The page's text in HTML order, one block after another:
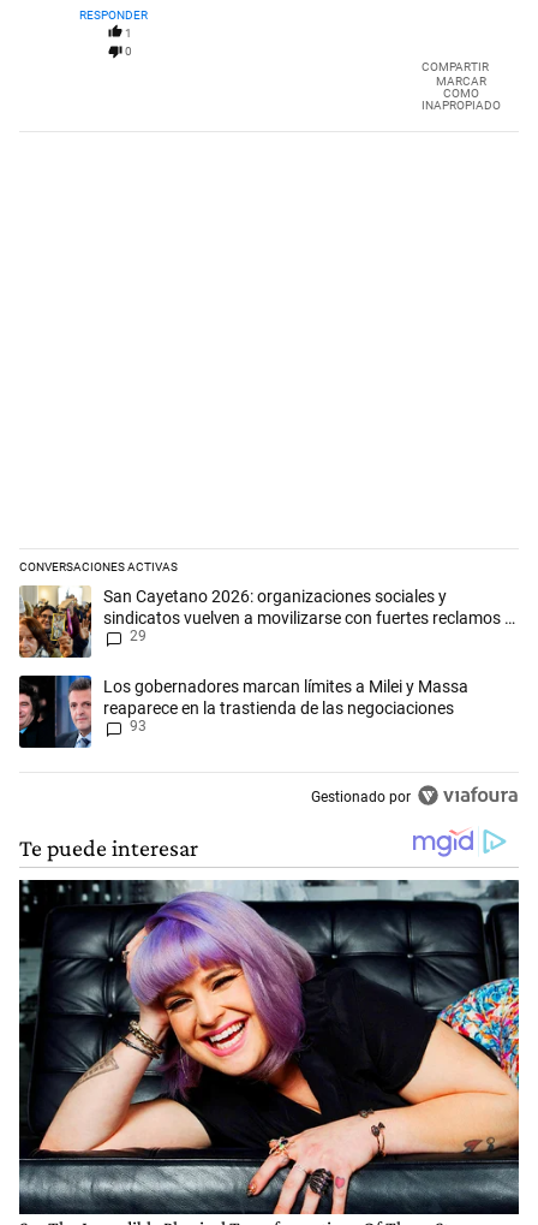
RESPONDER
1
0
COMPARTIR
MARCAR
COMO
INAPROPIADO
CONVERSACIONES ACTIVAS
Este listado muestra los artículos con más comentarios en los
Un artículo de tendencia con el título "San Cayetano 2026:
San Cayetano 2026: organizaciones sociales y
sindicatos vuelven a movilizarse con fuertes reclamos al
Gobierno
29
Un artículo de tendencia con el título "Los gobernadores marcan
Los gobernadores marcan límites a Milei y Massa
reaparece en la trastienda de las negociaciones
93
Gestionado por